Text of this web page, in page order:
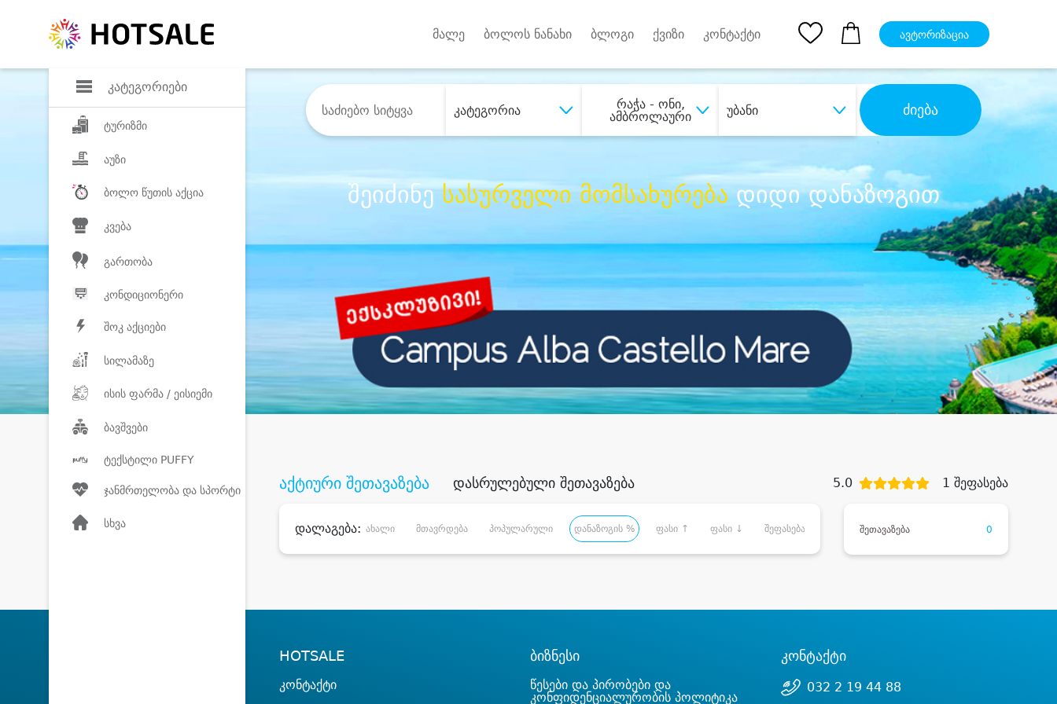
კატეგორიები
ტურიზმი
აუზი
ბოლო წუთის აქცია
კვება
გართობა
კონდიციონერი
შოკ აქციები
სილამაზე
ისის ფარმა / ეისიემი
ბავშვები
ტექსტილი PUFFY
ჯანმრთელობა და სპორტი
სხვა
მალე ბოლოს ნანახი ბლოგი ქვიზი კონტაქტი ავტორიზაცია
კატეგორია
რაჭა - ონი,
ამბროლაური
უბანი ძიება
შეიძინესასურველი მომსახურებადიდი დანაზოგით
აქტიური შეთავაზება დასრულებული შეთავაზება 5.0 1 შეფასება
დალაგება: ახალი მთავრდება პოპულარული დანაზოგის % ფასი ↑ ფასი ↓ შეფასება შეთავაზება 0
HOTSALE
კონტაქტი
ბიზნესი
წესები და პირობები და
კონფიდენციალურობის პოლიტიკა
კონტაქტი
032 2 19 44 88